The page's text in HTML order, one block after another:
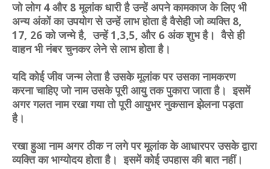
जो लोग 4 और 8 मूलांक धारी है उन्हें अपने कामकाज के लिए भी
अन्य अंकों का उपयोग से उन्हें लाभ होता है वैसेही जो व्यक्ति 8,
17, 26 को जन्मे है, उन्हें 1,3,5, और 6 अंक शुभ है। वैसे ही
वाहन भी नंबर चुनकर लेने से लाभ होता है।
यदि कोई जीव जन्म लेता है उसके मूलांक पर उसका नामकरण
करना चाहिए जो नाम उसके पूरी आयु तक पुकारा जाता है। इसमें
अगर गलत नाम रखा गया तो पूरी आयुभर नुकसान झेलना पड़ता
है।
रखा हुआ नाम अगर ठीक न लगे पर मूलांक के आधारपर उसके द्वारा
व्यक्ति का भाग्योदय होता है। इसमें कोई उपहास की बात नहीं।